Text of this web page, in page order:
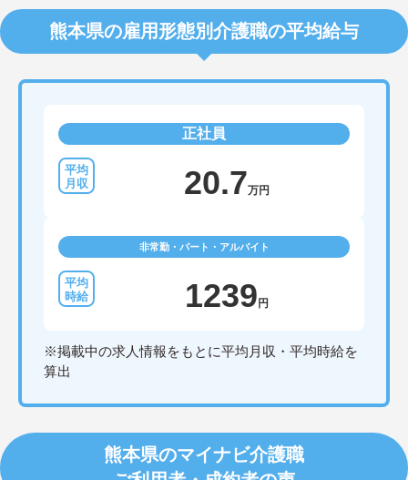
熊本県の雇用形態別介護職の平均給与
正社員
20.7万円
非常勤・パート・アルバイト
1239 円
※掲載中の求人情報をもとに平均月収・平均時給を
算出
熊本県のマイナビ介護職